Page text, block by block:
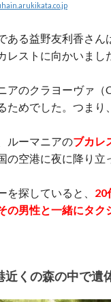
ある益野友利香さん
レストに向かいまし
アのクラヨーヴァ
ためでした。つまり
ルーマニアのブカレ
の空港に夜に降り立
を探していると、 20
の男性と一緒にタク
近くの森の中で遺